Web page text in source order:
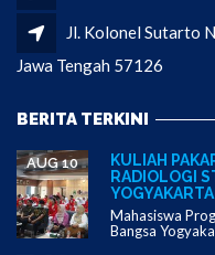
Jl. Kolonel Sutarto
Jawa Tengah 57126
BERITA TERKINI
KULIAH
RADIOLOGI
YOGYAKARTA
AUG 10
Mahasiswa
Bangsa